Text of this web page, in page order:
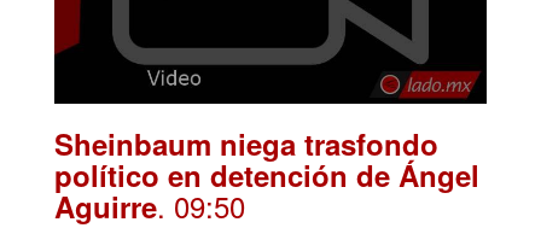
Sheinbaum niega trasfondo
político en detención de Ángel
Aguirre. 09:50